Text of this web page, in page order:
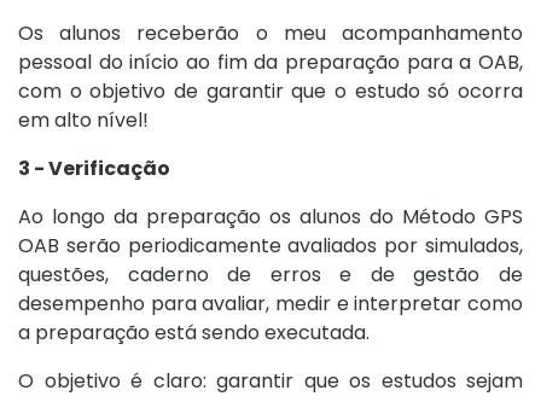
Os alunos receberão o meu acompanhamento
pessoal do início ao fim da preparação para a OAB,
com o objetivo de garantir que o estudo só ocorra
em alto nível!
3 - Verificação
Ao longo da preparação os alunos do Método GPS
OAB serão periodicamente avaliados por simulados,
questões, caderno de erros e de gestão de
desempenho para avaliar, medir e interpretar como
a preparação está sendo executada.
O objetivo é claro: garantir que os estudos sejam